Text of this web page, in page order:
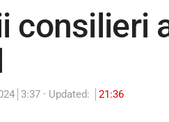
consilieri
3:37 Updated:
21:36